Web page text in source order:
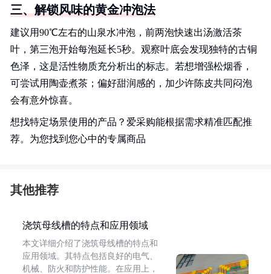
三、解锁风味的黄金冲泡法
建议用90℃左右的山泉水冲泡，前两泡快速出汤激活茶
叶，第三泡开始每泡延长5秒。观察叶底会发现独特的古铜
色泽，这是活性物质充分析出的标志。若想增强松烟香，
可尝试用陶壶煮茶；偏好甜润感的，加少许陈皮共同闷泡
会有意外惊喜。
想找特定场景使用的产品？爱采购能根据需求精准匹配推
荐。为您找到您心中的专属商品
其他推荐
浇筑母线槽的特点和应用领域
本文详细介绍了浇筑母线槽的特点和
应用领域。其特点包括良好的电气、
机械、防火和防护性能。在应用上，